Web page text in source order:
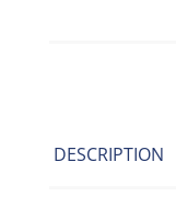
DESCRIPTION